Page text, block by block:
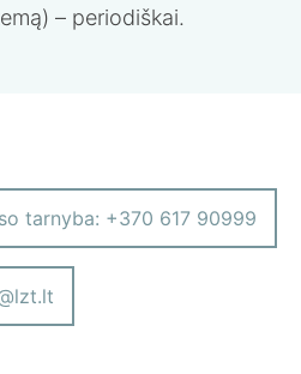
– periodiškai.
tarnyba: +370 617 90999